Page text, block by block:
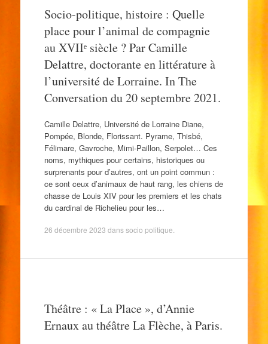
Socio-politique, histoire : Quelle
place pour l’animal de compagnie
au XVIIᵉ siècle ? Par Camille
Delattre, doctorante en littérature à
l’université de Lorraine. In The
Conversation du 20 septembre 2021.
Camille Delattre, Université de Lorraine Diane,
Pompée, Blonde, Florissant. Pyrame, Thisbé,
Félimare, Gavroche, Mimi-Paillon, Serpolet… Ces
noms, mythiques pour certains, historiques ou
surprenants pour d’autres, ont un point commun :
ce sont ceux d’animaux de haut rang, les chiens de
chasse de Louis XIV pour les premiers et les chats
du cardinal de Richelieu pour les…
26 décembre 2023 danssocio politique
Théâtre : « La Place », d’Annie
Ernaux au théâtre La Flèche, à Paris.